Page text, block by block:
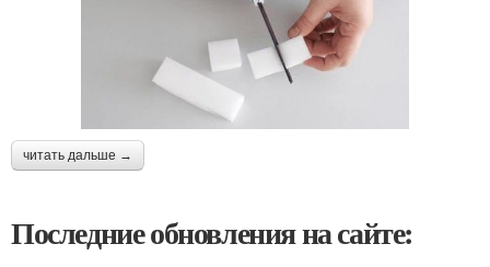
читать дальше →
Последние обновления на сайте: